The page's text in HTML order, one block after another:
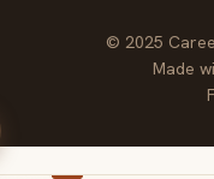
© 2025
Made